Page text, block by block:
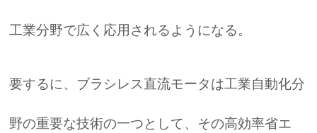
工業分野で広く応用されるようになる。
要するに、ブラシレス直流モータは工業自動化分
野の重要な技術の一つとして、その高効率省エ